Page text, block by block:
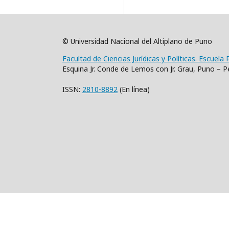
© Universidad Nacional del Altiplano de Puno
Facultad de Ciencias Jurídicas y Políticas.
Esquina Jr. Conde de Lemos con Jr. Grau, Puno –
ISSN: 2810-8892 (En línea)